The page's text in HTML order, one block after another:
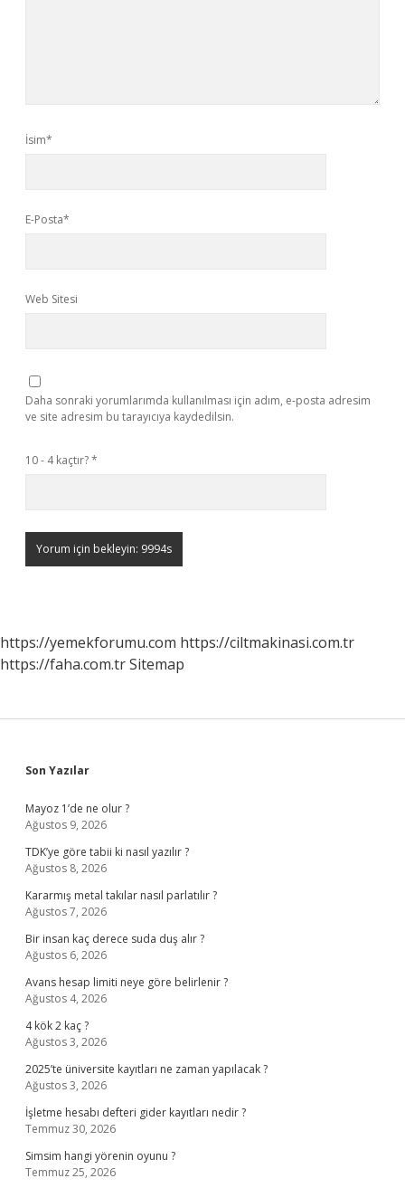
İsim*
E-Posta*
Web Sitesi
Daha sonraki yorumlarımda kullanılması için adım, e-posta adresim
ve site adresim bu tarayıcıya kaydedilsin.
10 - 4 kaçtır?*
https://yemekforumu.com https://ciltmakinasi.com.tr
https://faha.com.trSitemap
Sidebar
Son Yazılar
Mayoz 1’de ne olur ?
Ağustos 9, 2026
TDK’ye göre tabii ki nasıl yazılır ?
Ağustos 8, 2026
Kararmış metal takılar nasıl parlatılır ?
Ağustos 7, 2026
Bir insan kaç derece suda duş alır ?
Ağustos 6, 2026
Avans hesap limiti neye göre belirlenir ?
Ağustos 4, 2026
4 kök 2 kaç ?
Ağustos 3, 2026
2025’te üniversite kayıtları ne zaman yapılacak ?
Ağustos 3, 2026
İşletme hesabı defteri gider kayıtları nedir ?
Temmuz 30, 2026
Simsim hangi yörenin oyunu ?
Temmuz 25, 2026